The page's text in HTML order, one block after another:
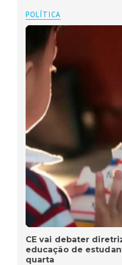
POLÍTICA
CE vai debater
educação de
quarta